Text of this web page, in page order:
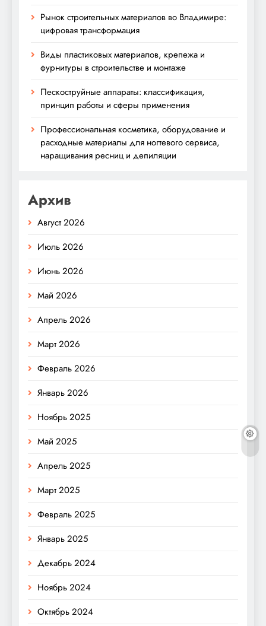
Рынок строительных материалов во Владимире:
цифровая трансформация
Виды пластиковых материалов, крепежа и
фурнитуры в строительстве и монтаже
Пескоструйные аппараты: классификация,
принцип работы и сферы применения
Профессиональная косметика, оборудование и
расходные материалы для ногтевого сервиса,
наращивания ресниц и депиляции
Архив
Август 2026
Июль 2026
Июнь 2026
Май 2026
Апрель 2026
Март 2026
Февраль 2026
Январь 2026
Ноябрь 2025
Май 2025
Апрель 2025
Март 2025
Февраль 2025
Январь 2025
Декабрь 2024
Ноябрь 2024
Октябрь 2024